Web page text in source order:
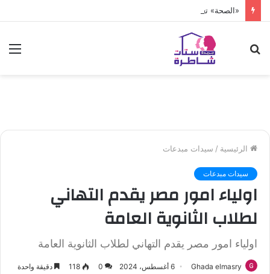
«الصحة» تعلن فحص أكثر من 10 ملايين طفل
الرئيسية / سيدات مبدعات
سيدات مبدعات
اولياء امور مصر يقدم التهاني
لطلاب الثانوية العامة
اولياء امور مصر يقدم التهاني لطلاب الثانوية العامة
Ghada elmasry 6 أغسطس، 2024 0
118 دقيقة واحدة